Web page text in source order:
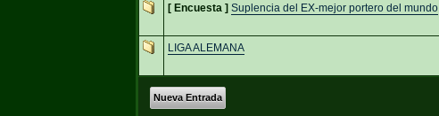
[ Encuesta ] Suplencia del EX-mejor portero del mundo
LIGA ALEMANA
Nueva Entrada